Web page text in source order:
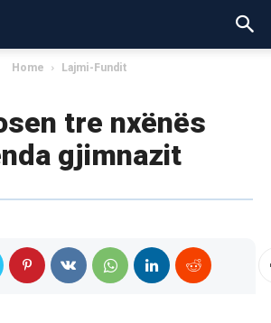
Home Lajmi-Fundit
tre nxënës
gjimnazit